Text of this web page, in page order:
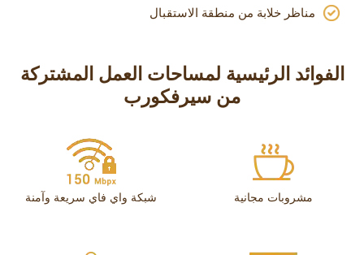
مناظر خلابة من منطقة الاستقبال
الفوائد الرئيسية لمساحات العمل المشتركة
من سيرفكورب
شبكة واي فاي سريعة وآمنة مشروبات مجانية